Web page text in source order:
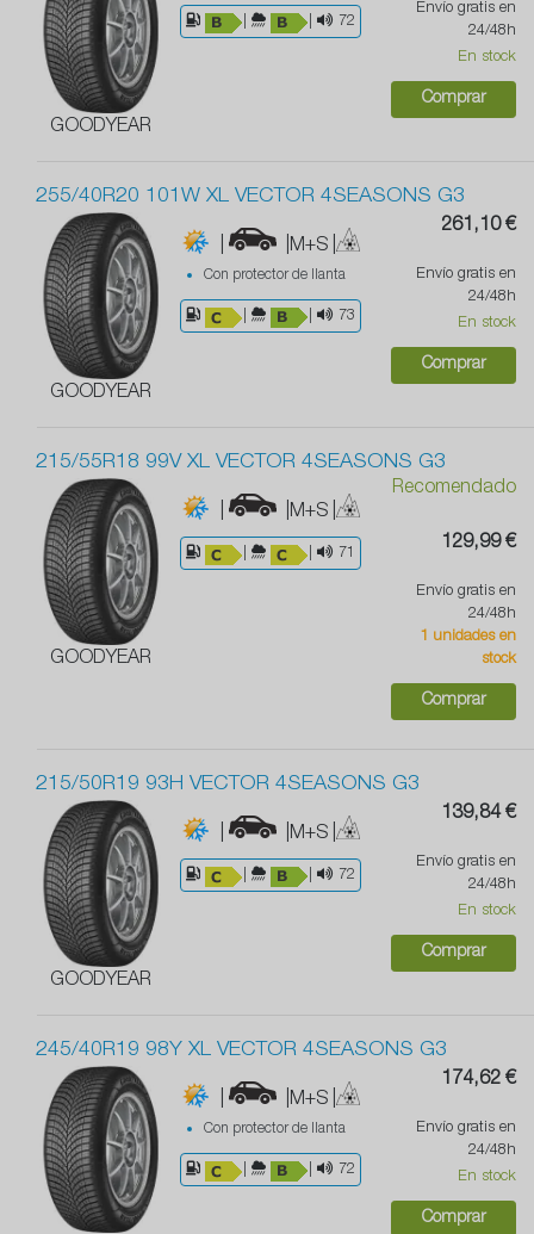
GOODYEAR
72
Envío gratis en
24/48h
En stock
Comprar
255/40R20 101W XL VECTOR 4SEASONS G3
GOODYEAR
| |M+S |
Con protector de llanta
73
261,10 €
Envío gratis en
24/48h
En stock
Comprar
215/55R18 99V XL VECTOR 4SEASONS G3
GOODYEAR
| |M+S |
71
Recomendado
129,99 €
Envío gratis en
24/48h
1 unidades en
stock
Comprar
215/50R19 93H VECTOR 4SEASONS G3
GOODYEAR
| |M+S |
72
139,84 €
Envío gratis en
24/48h
En stock
Comprar
245/40R19 98Y XL VECTOR 4SEASONS G3
| |M+S |
Con protector de llanta
72
174,62 €
Envío gratis en
24/48h
En stock
Comprar